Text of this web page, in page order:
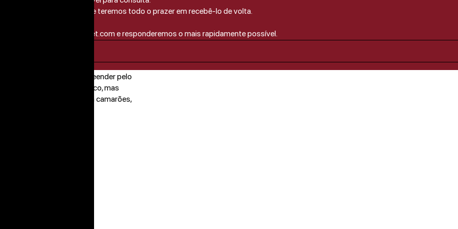
, altura em que teremos todo o prazer em recebê-lo de volta.
info@fozgourmet.com e responderemos o mais rapidamente possível.
subtil. Deixe-se surpreender pelo
finas e persistentes.
● Seco, mas
harmoniza bem com camarões,